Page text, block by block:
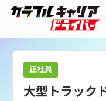
正社員
大型トラック